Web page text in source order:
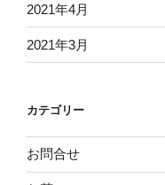
2021年4月
2021年3月
カテゴリー
お問合せ